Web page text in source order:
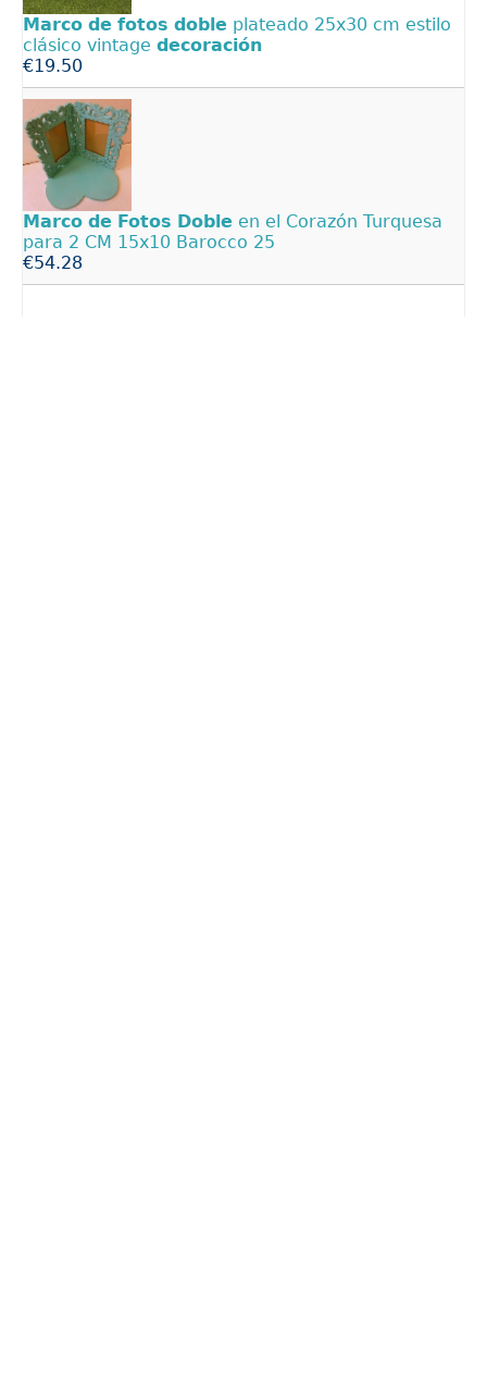
Marco de fotos doble plateado 25x30 cm estilo
clásico vintage decoración
€19.50
Marco de Fotos Doble en el Corazón Turquesa
para 2 CM 15x10 Barocco 25
€54.28